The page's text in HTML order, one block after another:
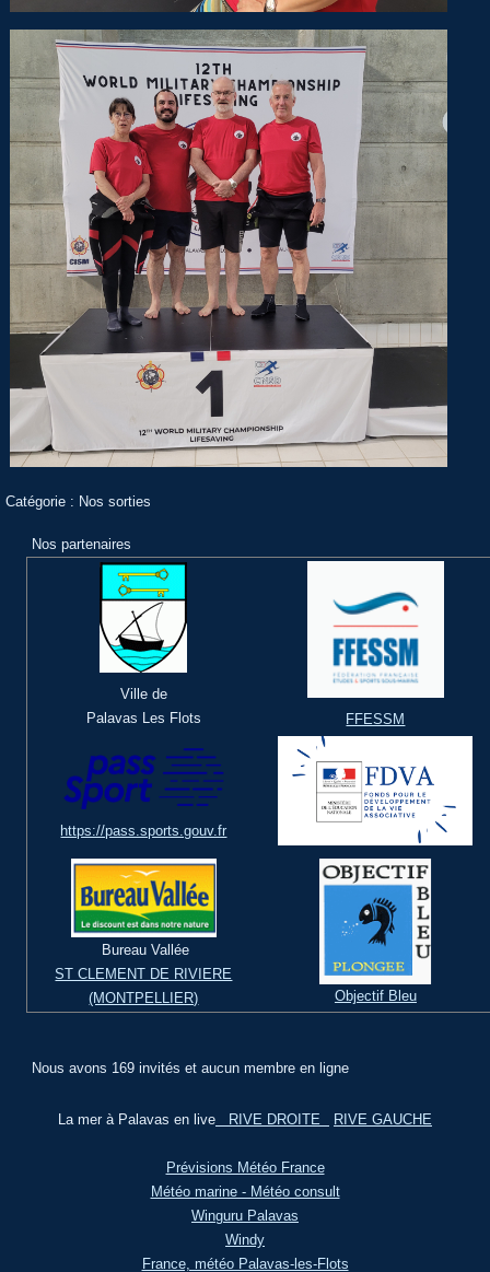
Catégorie : Nos sorties
Nos partenaires
Ville de
Palavas Les Flots
FFESSM
https://pass.sports.gouv.fr
Bureau Vallée
ST CLEMENT DE RIVIERE
(MONTPELLIER)
Objectif Bleu
Nous avons 169 invités et aucun membre en ligne
La mer à Palavas en live RIVE DROITE RIVE GAUCHE
Prévisions Météo France
Météo marine - Météo consult
Winguru Palavas
Windy
France, météo Palavas-les-Flots